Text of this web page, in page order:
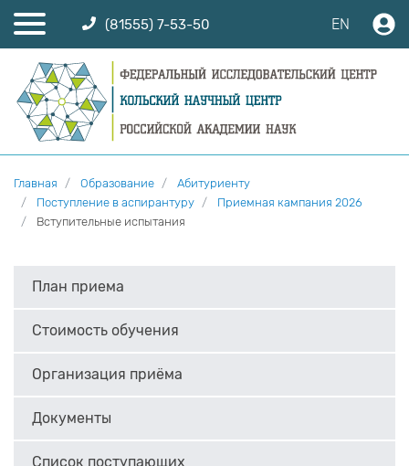
(81555) 7-53-50 EN
Главная Образование
Абитуриенту
Поступление в аспирантуру
Приемная кампания 2026
Вступительные испытания
План приема
Стоимость обучения
Организация приёма
Документы
Список поступающих